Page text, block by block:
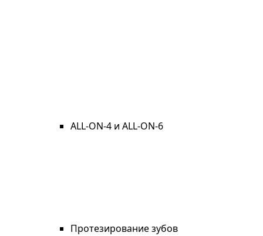
ALL-ON-4 и ALL-ON-6
Протезирование зубов